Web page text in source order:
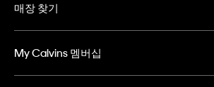
매장 찾기
My Calvins 멤버십